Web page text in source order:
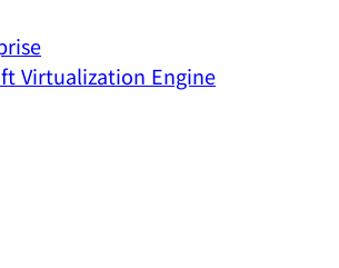
Virtualization Engine